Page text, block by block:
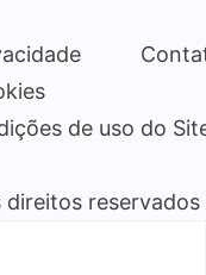
de uso do
reservados